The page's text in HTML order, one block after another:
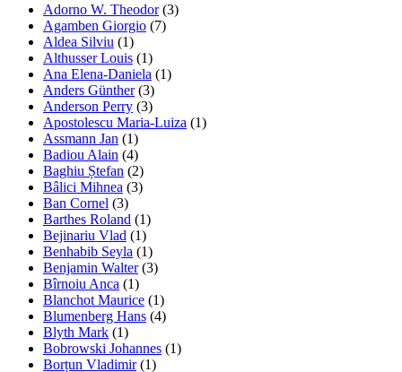
Adorno W. Theodor (3)
Agamben Giorgio (7)
Aldea Silviu (1)
Althusser Louis (1)
Ana Elena-Daniela (1)
Anders Günther (3)
Anderson Perry (3)
Apostolescu Maria-Luiza (1)
Assmann Jan (1)
Badiou Alain (4)
Baghiu Ștefan (2)
Bâlici Mihnea (3)
Ban Cornel (3)
Barthes Roland (1)
Bejinariu Vlad (1)
Benhabib Seyla (1)
Benjamin Walter (3)
Bîrnoiu Anca (1)
Blanchot Maurice (1)
Blumenberg Hans (4)
Blyth Mark (1)
Bobrowski Johannes (1)
Borțun Vladimir (1)